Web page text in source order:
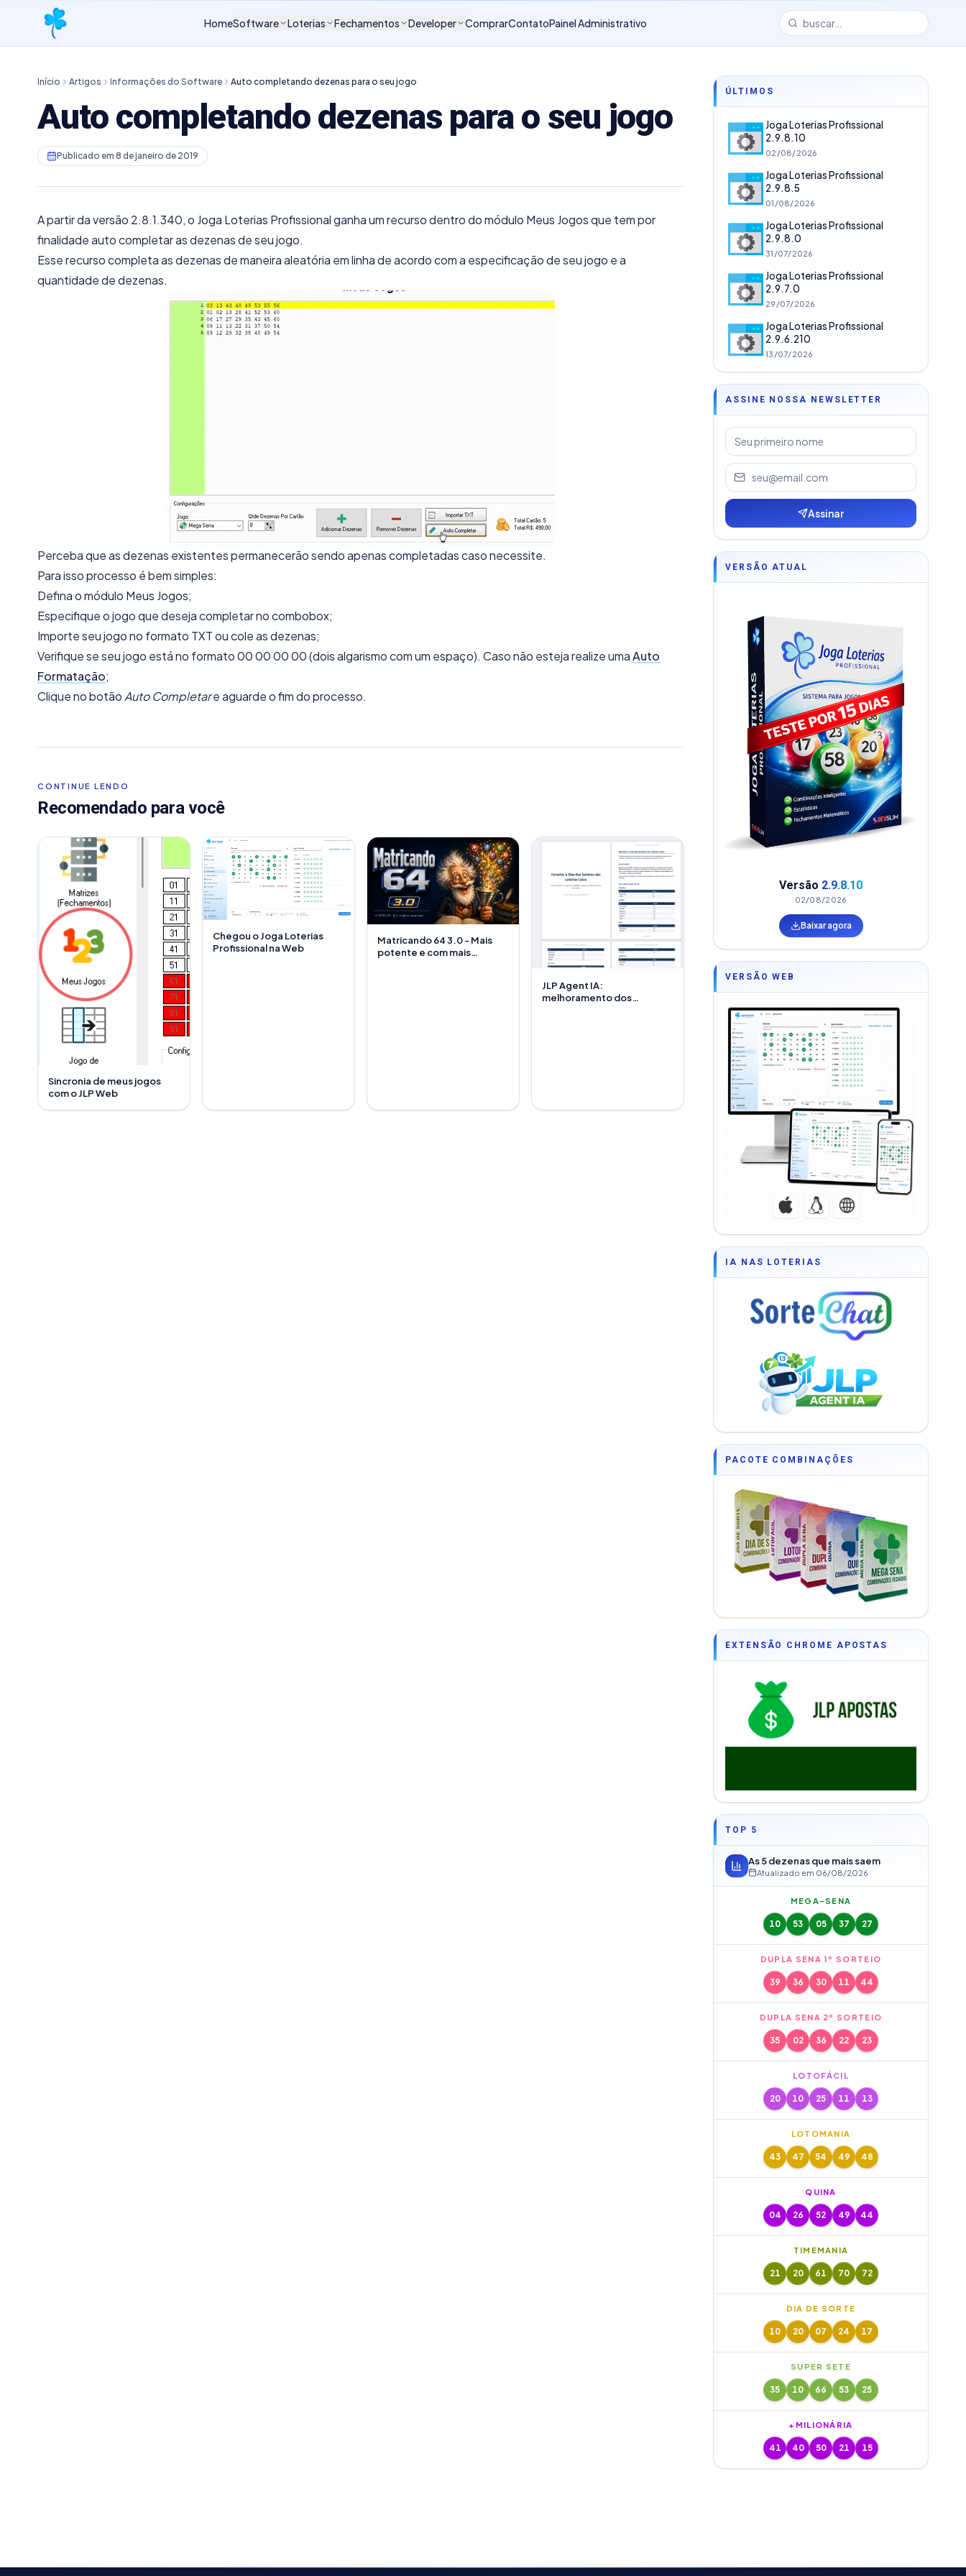
HomeSoftware Loterias Fechamentos Developer ComprarContatoPainel Administrativo
Início Artigos Informações do Software Auto completando dezenas para o seu jogo
Auto completando dezenas para o seu jogo
Publicado em 8 de janeiro de 2019
A partir da versão 2.8.1.340, o Joga Loterias Profissional ganha um recurso dentro do módulo Meus Jogos que tem por
finalidade auto completar as dezenas de seu jogo.
Esse recurso completa as dezenas de maneira aleatória em linha de acordo com a especificação de seu jogo e a
quantidade de dezenas.
Perceba que as dezenas existentes permanecerão sendo apenas completadas caso necessite.
Para isso processo é bem simples:
Defina o módulo Meus Jogos;
Especifique o jogo que deseja completar no combobox;
Importe seu jogo no formato TXT ou cole as dezenas;
Verifique se seu jogo está no formato 00 00 00 00 (dois algarismo com um espaço). Caso não esteja realize umaAuto
Formatação;
Clique no botão Auto Completare aguarde o fim do processo.
CONTINUE LENDO
Recomendado para você
Sincronia de meus jogos
com o JLP Web
Chegou o Joga Loterias
Profissional na Web
Matricando 64 3.0 - Mais
potente e com mais
JLP Agent IA:
melhoramento dos
ÚLTIMOS
Joga Loterias Profissional
2.9.8.10
02/08/2026
Joga Loterias Profissional
2.9.8.5
01/08/2026
Joga Loterias Profissional
2.9.8.0
31/07/2026
Joga Loterias Profissional
2.9.7.0
29/07/2026
Joga Loterias Profissional
2.9.6.210
13/07/2026
ASSINE NOSSA NEWSLETTER
Assinar
VERSÃO ATUAL
Versão 2.9.8.10
02/08/2026
Baixar agora
VERSÃO WEB
IA NAS LOTERIAS
PACOTE COMBINAÇÕES
EXTENSÃO CHROME APOSTAS
TOP 5
As 5 dezenas que mais saem
Atualizado em 06/08/2026
MEGA-SENA
10 53 05 37 27
DUPLA SENA 1º SORTEIO
39 36 30 11 44
DUPLA SENA 2º SORTEIO
35 02 36 22 23
LOTOFÁCIL
20 10 25 11 13
LOTOMANIA
43 47 54 49 48
QUINA
04 26 52 49 44
TIMEMANIA
21 20 61 70 72
DIA DE SORTE
10 20 07 24 17
SUPER SETE
35 10 66 53 25
+MILIONÁRIA
41 40 50 21 15